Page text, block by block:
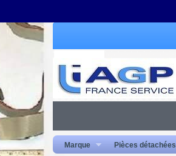
Marque Pièces détachées